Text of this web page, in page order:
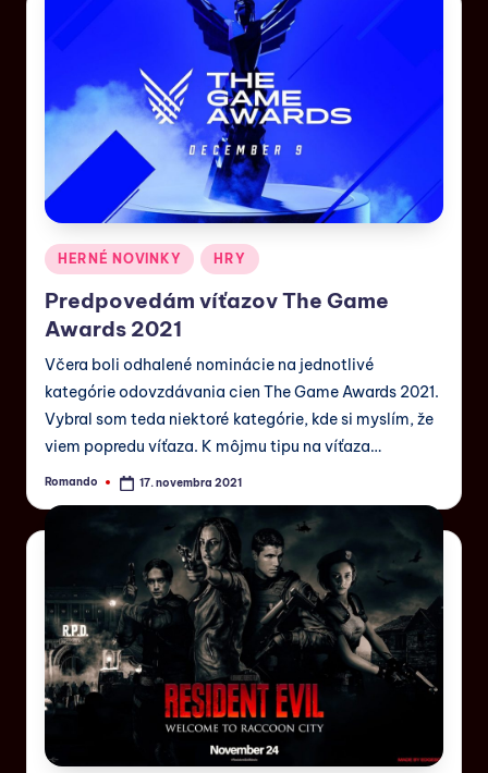
HERNÉ NOVINKY HRY
Predpovedám víťazov The Game
Awards 2021
Včera boli odhalené nominácie na jednotlivé
kategórie odovzdávania cien The Game Awards 2021.
Vybral som teda niektoré kategórie, kde si myslím, že
viem popredu víťaza. K môjmu tipu na víťaza…
Romando 17. novembra 2021